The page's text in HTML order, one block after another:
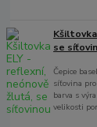
se
Čepice
síťovina
barva s
velikosti